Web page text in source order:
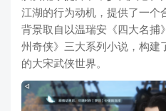
江湖的行为动机，提供了一个
背景取自以温瑞安《四大名捕
州奇侠》三大系列小说，构建
的大宋武侠世界。